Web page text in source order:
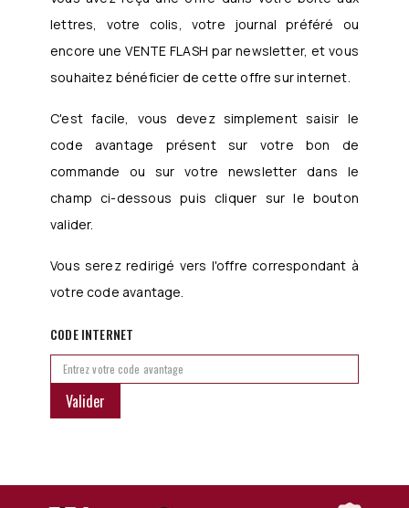
lettres, votre colis, votre journal préféré ou
encore une VENTE FLASH par newsletter, et vous
souhaitez bénéficier de cette offre sur internet.
C'est facile, vous devez simplement saisir le
code avantage présent sur votre bon de
commande ou sur votre newsletter dans le
champ ci-dessous puis cliquer sur le bouton
valider.
Vous serez redirigé vers l'offre correspondant à
votre code avantage.
CODE INTERNET
Valider